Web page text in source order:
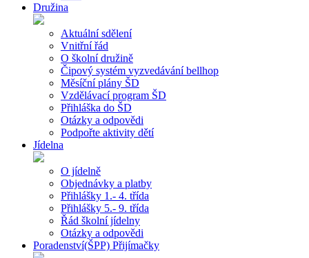
Družina
Aktuální sdělení
Vnitřní řád
O školní družině
Čipový systém vyzvedávání bellhop
Měsíční plány ŠD
Vzdělávací program ŠD
Přihláška do ŠD
Otázky a odpovědi
Podpořte aktivity dětí
Jídelna
O jídelně
Objednávky a platby
Přihlášky 1.- 4. třída
Přihlášky 5.- 9. třída
Řád školní jídelny
Otázky a odpovědi
Poradenství(ŠPP) Přijímačky